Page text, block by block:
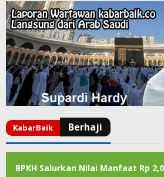
BPKH Salurkan Nilai Manfaat Rp